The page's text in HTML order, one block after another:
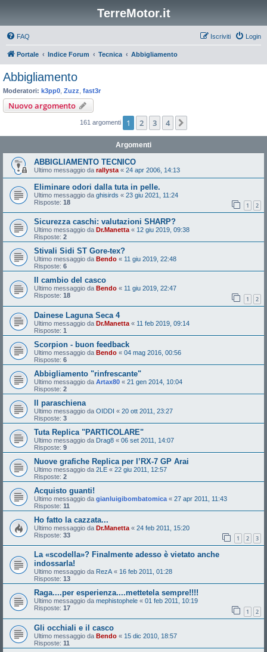
TerreMotor.it
FAQ Login
Iscriviti
Portale Indice Forum Tecnica Abbigliamento
Abbigliamento
Moderatori: k3pp0 Zuzz fast3r
Nuovo argomento
161 argomenti 1 2 3 4
Argomenti
ABBIGLIAMENTO TECNICO
Ultimo messaggio da rallysta « 24 apr 2006, 14:13
Eliminare odori dalla tuta in pelle.
Ultimo messaggio da ghisirds « 23 giu 2021, 11:24
Risposte: 18 1 2
Sicurezza caschi: valutazioni SHARP?
Ultimo messaggio da Dr.Manetta « 12 giu 2019, 09:38
Risposte: 2
Stivali Sidi ST Gore-tex?
Ultimo messaggio da Bendo « 11 giu 2019, 22:48
Risposte: 6
Il cambio del casco
Ultimo messaggio da Bendo « 11 giu 2019, 22:47
Risposte: 18 1 2
Dainese Laguna Seca 4
Ultimo messaggio da Dr.Manetta « 11 feb 2019, 09:14
Risposte: 1
Scorpion - buon feedback
Ultimo messaggio da Bendo « 04 mag 2016, 00:56
Risposte: 6
Abbigliamento "rinfrescante"
Ultimo messaggio da Artax80 « 21 gen 2014, 10:04
Risposte: 2
Il paraschiena
Ultimo messaggio da OIDDI « 20 ott 2011, 23:27
Risposte: 3
Tuta Replica "PARTICOLARE"
Ultimo messaggio da Drag8 « 06 set 2011, 14:07
Risposte: 9
Nuove grafiche Replica per l’RX-7 GP Arai
Ultimo messaggio da 2LE « 22 giu 2011, 12:57
Risposte: 2
Acquisto guanti!
Ultimo messaggio da gianluigibombatomica « 27 apr 2011, 11:43
Risposte: 11
Ho fatto la cazzata...
Ultimo messaggio da Dr.Manetta « 24 feb 2011, 15:20
Risposte: 33 1 2 3
La «scodella»? Finalmente adesso è vietato anche
indossarla!
Ultimo messaggio da RezA« 16 feb 2011, 01:28
Risposte: 13
Raga....per esperienza....mettetela sempre!!!!
Ultimo messaggio da mephistophele « 01 feb 2011, 10:19
Risposte: 17 1 2
Gli occhiali e il casco
Ultimo messaggio da Bendo « 15 dic 2010, 18:57
Risposte: 11